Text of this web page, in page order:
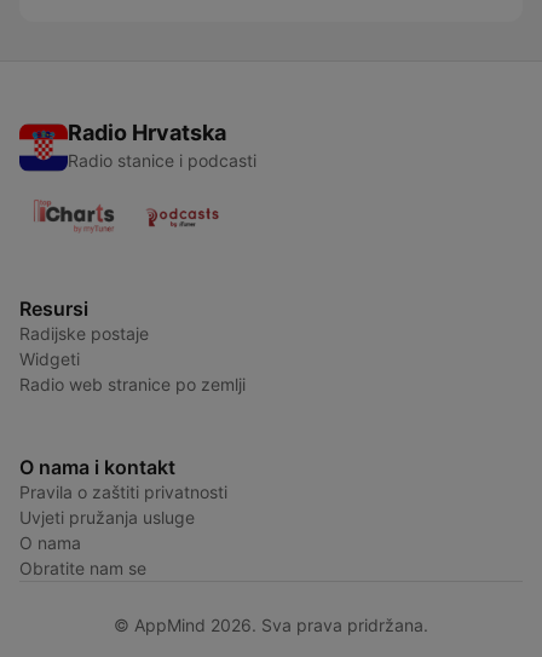
Radio Hrvatska
Radio stanice i podcasti
Resursi
Radijske postaje
Widgeti
Radio web stranice po zemlji
O nama i kontakt
Pravila o zaštiti privatnosti
Uvjeti pružanja usluge
O nama
Obratite nam se
© AppMind 2026. Sva prava pridržana.